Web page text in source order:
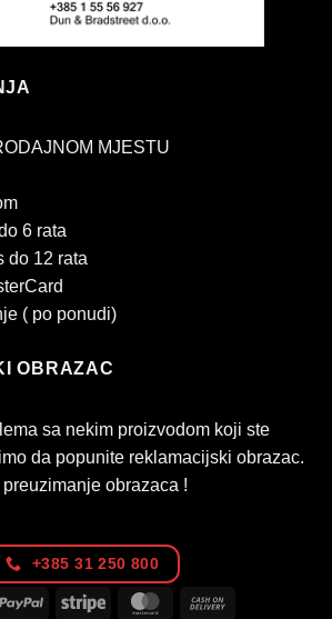
MJESTU
6 rata
do 12 rata
( po ponudi)
OBRAZAC
sa nekim proizvodom koji ste
da popunite reklamacijski obrazac.
preuzimanje obrazaca !
+385 31 250 800
PayPal Stripe MasterCard